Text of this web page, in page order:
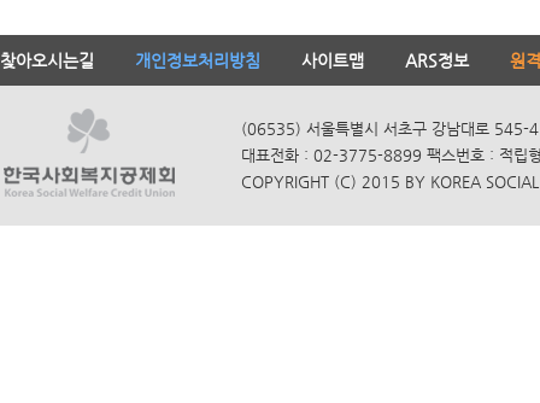
찾아오시는길 개인정보처리방침 사이트맵 ARS정보 원
(06535) 서울특별시 서초구 강남대로 545-
대표전화 : 02-3775-8899 팩스번호 : 적립
COPYRIGHT (C) 2015 BY KOREA SOCIAL